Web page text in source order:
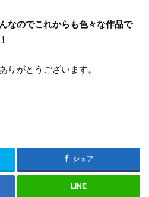
なのでこれからも色々な作品で
りがとうございます。
シェア
LINE